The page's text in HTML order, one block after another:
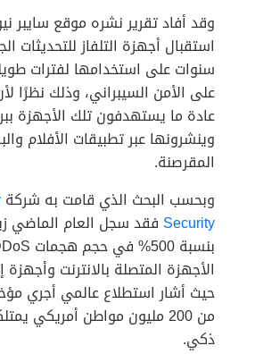
وقد أفاد تقرير نشره موقع سايبر
استقبال أجهزة التلفاز للتحديثات
سنوات على استخدامها لفترات
على الأمن السيبراني، وذلك نظرًا
عادة ما يستهدفون تلك الأجهزة
وينشرونها عبر تطبيقات الأفلام
المقرصنة.
وبحسب البحث الذي قامت به شركة
Security فقد سجل العام الماضي
الأجهزة المتصلة بالانترنت وأجهزة
حيث أشار استطلاع عالمي أجري
من 200 مليون مواطن أمريكي
ذكي.